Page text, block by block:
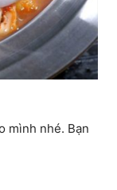
mình nhé. Bạn